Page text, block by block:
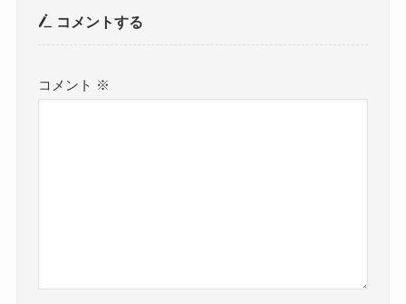
コメントする
コメント ※